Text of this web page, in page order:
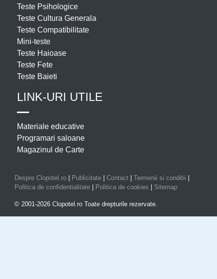
Teste Psihologice
Teste Cultura Generala
Teste Compatibilitate
Mini-teste
Teste Haioase
Teste Fete
Teste Baieti
LINK-URI UTILE
Materiale educative
Programari saloane
Magazinul de Carte
Despre Clopotel.ro Publicitate Contact Termenii si conditii
Politica de confidentialitate
Politica de cookies Sitemap
© 2001-2026 Clopotel.ro Toate drepturile rezervate.